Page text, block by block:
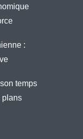
:
temps
plans